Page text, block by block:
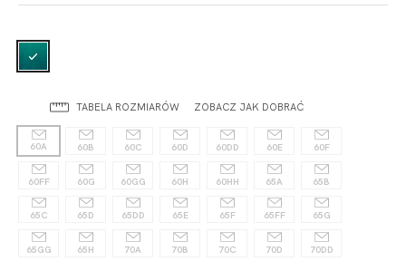
TABELA ROZMIARÓW ZOBACZ JAK DOBRAĆ
60A 60B 60C 60D 60DD 60E 60F
60FF 60G 60GG 60H 60HH 65A 65B
65C 65D 65DD 65E 65F 65FF 65G
65GG 65H 70A 70B 70C 70D 70DD